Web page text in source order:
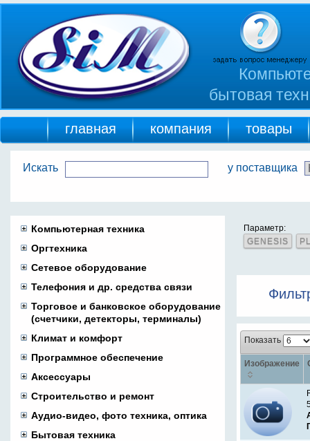
бытовая
главная компания товары
Искать у поставщика
Компьютерная техника
Оргтехника
Сетевое оборудование
Телефония и др. средства связи
Торговое и банковское оборудование
(счетчики, детекторы, терминалы)
Климат и комфорт
Программное обеспечение
Аксессуары
Строительство и ремонт
Аудио-видео, фото техника, оптика
Бытовая техника
Параметр:
GENESIS
Показать
Изображение